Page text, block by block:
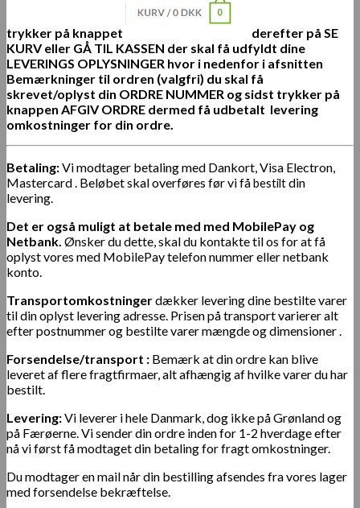
trykker på knappet
derefter på SE
KURV eller GÅ TIL KASSEN der skal få udfyldt dine
LEVERINGS OPLYSNINGER hvor i nedenfor i afsnitten
Bemærkninger til ordren (valgfri) du skal få
skrevet/oplyst din ORDRE NUMMER og sidst trykker på
knappen AFGIV ORDRE dermed få udbetalt levering
omkostninger for din ordre.
Betaling:Vi modtager betaling med Dankort, Visa Electron,
Mastercard . Beløbet skal overføres før vi fåbestiltdin
levering.
Det er også muligt at betale med med MobilePay og
Netbank. Ønsker du dette, skal du kontakte til os for at få
oplyst vores med MobilePay telefon nummer eller netbank
konto.
Transportomkostningerdækker levering dine bestilte varer
til din oplyst levering adresse. Prisen på transport varierer alt
efter postnummer og bestilte varer mængde og dimensioner .
Forsendelse/transport : Bemærk at din ordre kan blive
leveret af flere fragtfirmaer, alt afhængig af hvilke varer du har
bestilt.
Levering:Vi leverer i hele Danmark, dog ikke på Grønland og
på Færøerne.Vi sender din ordre inden for 1-2 hverdage efter
nå vi først få modtaget din betaling for fragt omkostninger.
Du modtager en mail når din bestilling afsendes fra vores lager
med forsendelse bekræftelse.